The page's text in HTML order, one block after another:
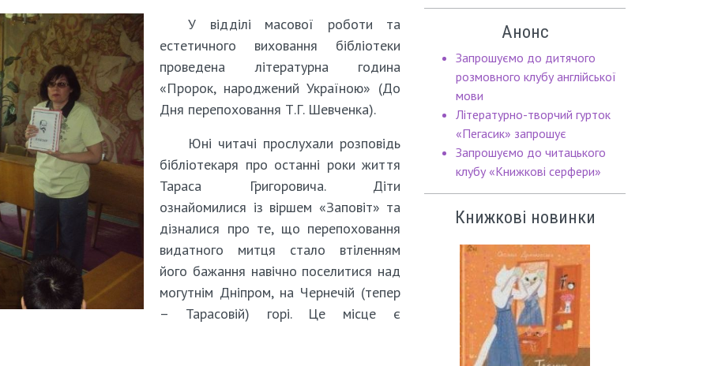
У відділі масової роботи та
естетичного виховання бібліотеки
проведена літературна година
«Пророк, народжений Україною» (До
Дня перепоховання Т.Г. Шевченка).
Юні читачі прослухали розповідь
бібліотекаря про останні роки життя
Тараса Григоровича. Діти
ознайомилися із віршем «Заповіт» та
дізналися про те, що перепоховання
видатного митця стало втіленням
його бажання навічно поселитися над
могутнім Дніпром, на Чернечій (тепер
– Тарасовій) горі. Це місце є
Анонс
Запрошуємо до дитячого
розмовного клубу англійської
мови
Літературно-творчий гурток
«Пегасик» запрошує
Запрошуємо до читацького
клубу «Книжкові серфери»
Книжкові новинки